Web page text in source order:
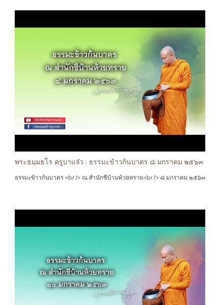
พระธมฺมธโร ครูบาแจ๋ว : ธรรมะข้าวก้นบาตร ๘ มกราคม ๒๕๖๓
ธรรมะข้าวก้นบาตร <br /> ณ สำนักชีบ้านห้วยทราย<br /> ๘ มกราคม ๒๕๖๓